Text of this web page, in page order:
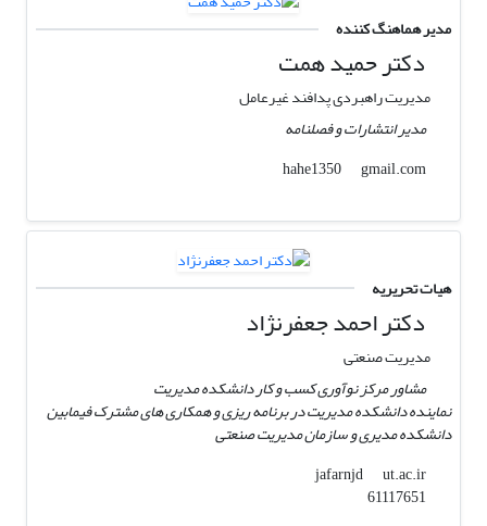
مدیر هماهنگ کننده
دکتر حمید همت
مدیریت راهبردی پدافند غیرعامل
مدیر انتشارات و فصلنامه
hahe1350
gmail.com
هیات تحریریه
دکتر احمد جعفرنژاد
مدیریت صنعتی
مشاور مرکز نوآوری کسب و کار دانشکده مدیریت
نماینده دانشکده مدیریت در برنامه ریزی و همکاری های مشترک فیمابین
دانشکده مدیری و سازمان مدیریت صنعتی
jafarnjd
ut.ac.ir